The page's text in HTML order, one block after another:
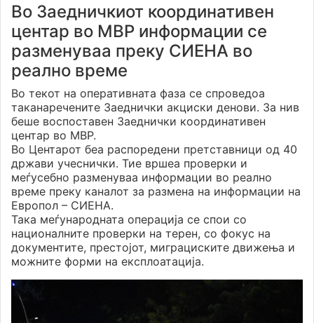
Во Заедничкиот координативен
центар во МВР информации се
разменуваа преку СИЕНА во
реално време
Во текот на оперативната фаза се спроведоа
таканаречените Заеднички акциски денови. За нив
беше воспоставен Заеднички координативен
центар во МВР.
Во Центарот беа распоредени претставници од 40
држави учеснички. Тие вршеа проверки и
меѓусебно разменуваа информации во реално
време преку каналот за размена на информации на
Европол – СИЕНА.
Така меѓународната операција се спои со
националните проверки на терен, со фокус на
документите, престојот, миграциските движења и
можните форми на експлоатација.